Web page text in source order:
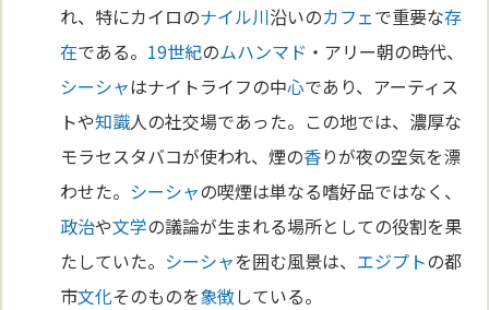
れ、特にカイロのナイル川沿いのカフェで重要な存
在である。 19世紀のムハンマド ・アリー朝の時代、
シーシャはナイトライフの中心であり、アーティス
トや知識人の社交場であった。この地では、濃厚な
モラセスタバコが使われ、煙の香りが夜の空気を漂
わせた。 シーシャの喫煙は単なる嗜好品ではなく、
政治や文学の議論が生まれる場所としての役割を果
たしていた。 シーシャを囲む風景は、 エジプトの都
市文化そのものを象徴している。